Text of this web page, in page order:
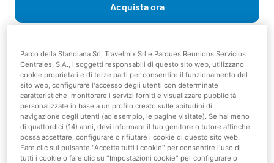
Acquista ora
Promozione non valida per lo stesso giorno di acquisto.
Parco della Standiana Srl, Travelmix Srl e Parques Reunidos Servicios
Centrales, S.A., i soggetti responsabili di questo sito web, utilizzano
cookie proprietari e di terze parti per consentire il funzionamento del
sito web, configurare l'accesso degli utenti con determinate
caratteristiche, monitorare i servizi forniti e visualizzare pubblicità
personalizzate in base a un profilo creato sulle abitudini di
navigazione degli utenti (ad esempio, le pagine visitate). Se hai meno
di quattordici (14) anni, devi informare il tuo genitore o tutore affinché
possa accettare, configurare o rifiutare i cookie di questo sito web.
Fare clic sul pulsante "Accetta tutti i cookie" per consentire l'uso di
tutti i cookie o fare clic su "Impostazioni cookie" per configurare o